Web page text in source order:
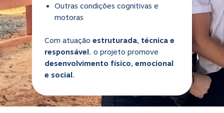
Outras condições cognitivas e
motoras
Com atuação estruturada, técnica e
responsável, o projeto promove
desenvolvimento físico, emocional
e social.